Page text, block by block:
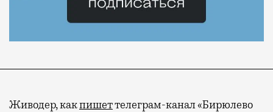
Живодер, какпишеттелеграм-канал «Бирюлево